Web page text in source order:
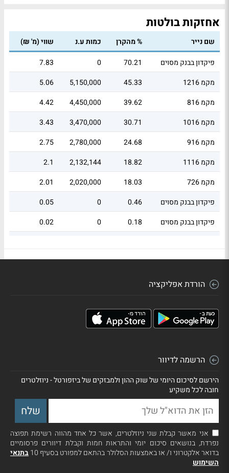
אחזקות בולטות
שם נייר % מהקרן כמות ע.נ
שווי (מ' ₪)
פיקדון בבנק מסוים
70.21
0
7.83
מקמ 1216
45.33
5,150,000
5.06
מקמ 816
39.62
4,450,000
4.42
מקמ 1016
30.71
3,470,000
3.43
מקמ 916
24.68
2,780,000
2.75
מקמ 1116
18.82
2,132,144
2.1
מקמ 726
18.03
2,020,000
2.01
פיקדון בבנק מסוים
0.46
0
0.05
פיקדון בבנק מסוים
0.18
0
0.02
הורדת אפליקציה
הרשמה לדיוור
הירשם לסיכום היומי של שוק ההון ולמבזקים של ביזפורטל - ניוזלטרים
חובה לכל משקיע
אני מאשר קבלת שני ניוזלטרים, אשר כל אחד מהווה רשימת תפוצה
נפרדת, בנושאים סיכום יומי והתראות חמות וקבלת דיוורים פרסומיים
בדואר אלקטרוני ו/ או באמצעות הסלולר בהתאם למפורט בסעיף 10
בתנאי
השימוש